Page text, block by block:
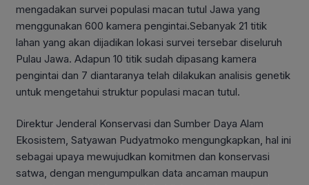
mengadakan survei populasi macan tutul Jawa yang
menggunakan 600 kamera pengintai.Sebanyak 21 titik
lahan yang akan dijadikan lokasi survei tersebar diseluruh
Pulau Jawa. Adapun 10 titik sudah dipasang kamera
pengintai dan 7 diantaranya telah dilakukan analisis genetik
untuk mengetahui struktur populasi macan tutul.
Direktur Jenderal Konservasi dan Sumber Daya Alam
Ekosistem, Satyawan Pudyatmoko mengungkapkan, hal ini
sebagai upaya mewujudkan komitmen dan konservasi
satwa, dengan mengumpulkan data ancaman maupun